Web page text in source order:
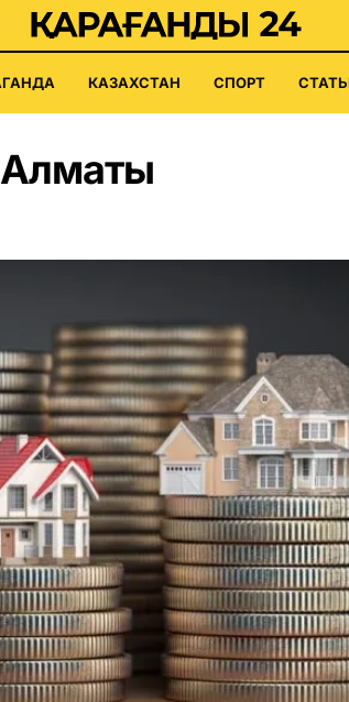
КАЗАХСТАН СПОРТ